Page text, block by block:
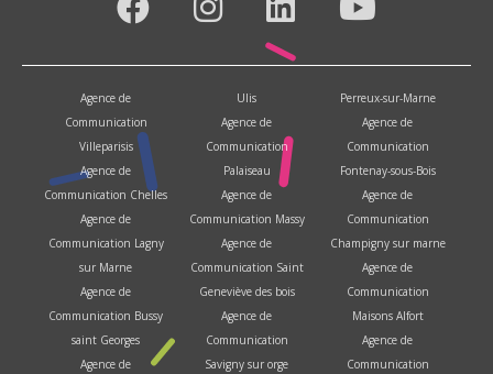
Agence de
Communication
Villeparisis
Agence de
Communication Chelles
Agence de
Communication Lagny
sur Marne
Agence de
Communication Bussy
saint Georges
Agence de
Ulis
Agence de
Communication
Palaiseau
Agence de
Communication Massy
Agence de
Communication Saint
Geneviève des bois
Agence de
Communication
Savigny sur orge
Perreux-sur-Marne
Agence de
Communication
Fontenay-sous-Bois
Agence de
Communication
Champigny sur marne
Agence de
Communication
Maisons Alfort
Agence de
Communication